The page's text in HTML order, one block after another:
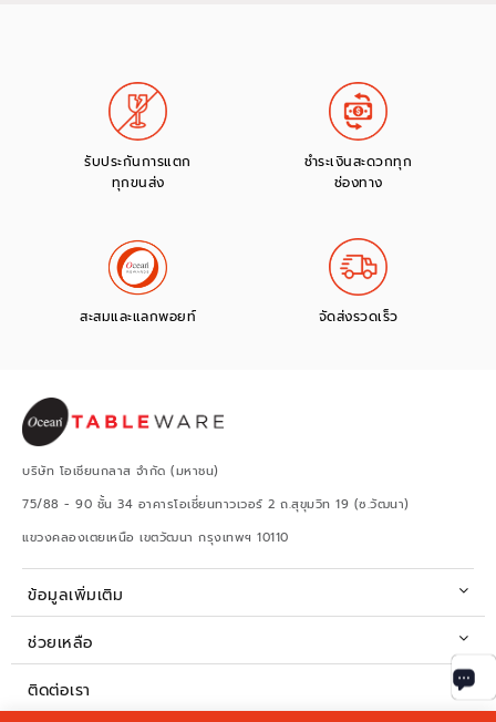
รับประกันการแตก
ทุกขนส่ง
ชำระเงินสะดวกทุก
ช่องทาง
สะสมและแลกพอยท์ จัดส่งรวดเร็ว
บริษัท โอเชียนกลาส จำกัด (มหาชน)
75/88 - 90 ชั้น 34 อาคารโอเชี่ยนทาวเวอร์ 2 ถ.สุขุมวิท 19 (ซ.วัฒนา)
แขวงคลองเตยเหนือ เขตวัฒนา กรุงเทพฯ 10110
ข้อมูลเพิ่มเติม
ช่วยเหลือ
ติดต่อเรา